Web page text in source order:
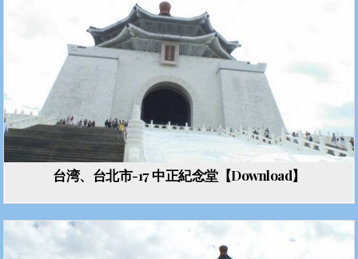
台湾、台北市-17 中正紀念堂【Download】